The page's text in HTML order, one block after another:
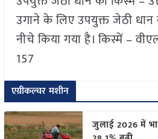
उगाने के लिए उपयुक्त जेठी
नीचे किया गया है। किस्में –
157
एग्रीकल्चर मशीन
जुलाई 2026 में